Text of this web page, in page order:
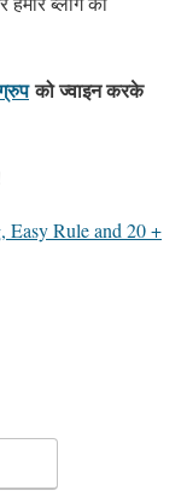
को ज्वाइन करके
Easy Rule and 20 +